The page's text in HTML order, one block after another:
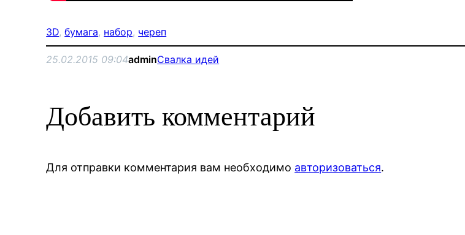
3D, бумага, набор, череп
25.02.2015 09:04adminСвалка идей
Добавить комментарий
Для отправки комментария вам необходимо авторизоваться.